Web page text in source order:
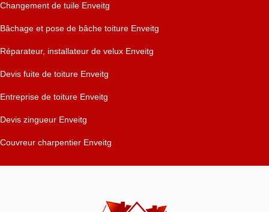
Changement de tuile Enveitg
Bâchage et pose de bâche toiture Enveitg
Réparateur, installateur de velux Enveitg
Devis fuite de toiture Enveitg
Entreprise de toiture Enveitg
Devis zingueur Enveitg
Couvreur charpentier Enveitg